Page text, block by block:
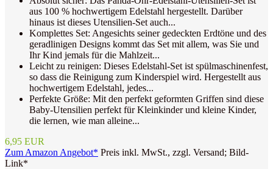
aus 100 % hochwertigem Edelstahl hergestellt. Darüber
hinaus ist dieses Utensilien-Set auch...
Komplettes Set: Angesichts seiner gedeckten Erdtöne und des
geradlinigen Designs kommt das Set mit allem, was Sie und
Ihr Kind jemals für die Mahlzeit...
Leicht zu reinigen: Dieses Edelstahl-Set ist spülmaschinenfest,
so dass die Reinigung zum Kinderspiel wird. Hergestellt aus
hochwertigem Edelstahl, jedes...
Perfekte Größe: Mit den perfekt geformten Griffen sind diese
Baby-Utensilien perfekt für Kleinkinder und kleine Kinder,
die lernen, wie man alleine...
6,95 EUR
Zum Amazon Angebot* Preis inkl. MwSt., zzgl. Versand; Bild-
Link*